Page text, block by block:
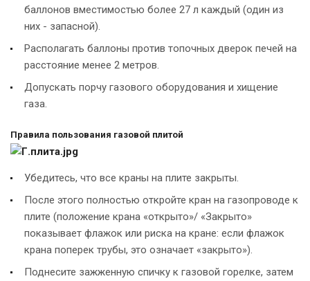
баллонов вместимостью более 27 л каждый (один из
них - запасной).
Располагать баллоны против топочных дверок печей на
расстояние менее 2 метров.
Допускать порчу газового оборудования и хищение
газа.
Правила пользования газовой плитой
Убедитесь, что все краны на плите закрыты.
После этого полностью откройте кран на газопроводе к
плите (положение крана «открыто»/ «Закрыто»
показывает флажок или риска на кране: если флажок
крана поперек трубы, это означает «закрыто»).
Поднесите зажженную спичку к газовой горелке, затем